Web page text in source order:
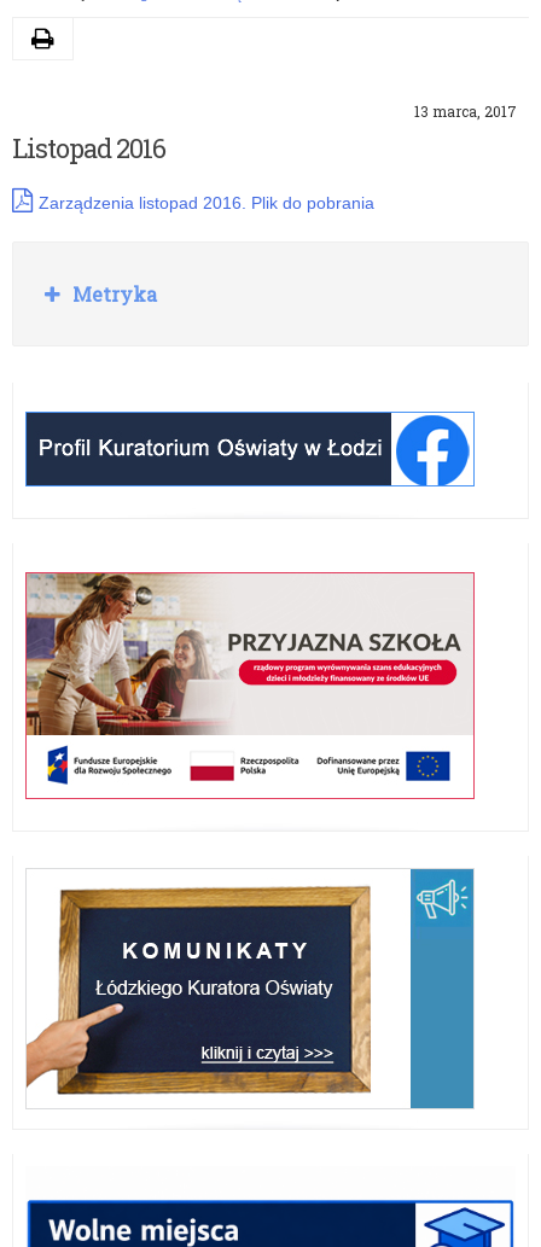
13 marca, 2017
Listopad 2016
Zarządzenia listopad 2016. Plik do pobrania
Drukuj
Rozwiń
Metryka